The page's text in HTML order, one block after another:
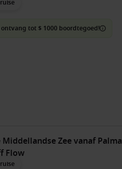
ontvang tot $ 1000 boordtegoed!
Zee vanaf
Flow